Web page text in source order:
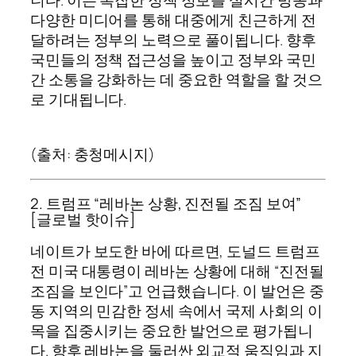
다양한 미디어를 통해 대중에게 친근하게 전
달하려는 정부의 노력으로 풀이됩니다. 향후
국민들의 정책 접근성을 높이고 정부와 국민
간 소통을 강화하는 데 중요한 역할을 할 것으
로 기대됩니다.
(출처: 충청메시지)
2. 트럼프 “레바논 상황, 진전될 조짐 보여”
[글로벌 핫이슈]
네이트가 보도한 바에 따르면, 도널드 트럼프
전 미국 대통령이 레바논 상황에 대해 “진전될
조짐을 보인다”고 언급했습니다. 이 발언은 중
동 지역의 민감한 정세 속에서 국제 사회의 이
목을 집중시키는 중요한 발언으로 평가됩니
다. 향후 레바논을 둘러싼 외교적 움직임과 지